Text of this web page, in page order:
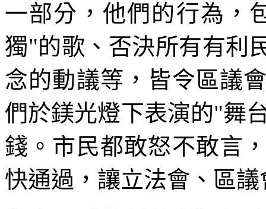
一部分，他們的行為，
獨"的歌、否決所有有利
念的動議等，皆令區議
們於鎂光燈下表演的"舞
錢。市民都敢怒不敢言
快通過，讓立法會、區